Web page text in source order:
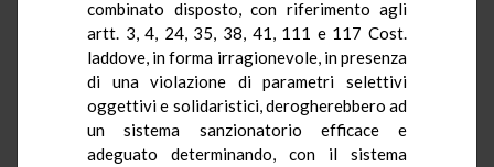
combinato disposto, con riferimento agli
artt. 3, 4, 24, 35, 38, 41, 111 e 117 Cost.
laddove, in forma irragionevole, in presenza
di una violazione di parametri selettivi
oggettivi e solidaristici, derogherebbero ad
un sistema sanzionatorio efficace e
adeguato determinando, con il sistema